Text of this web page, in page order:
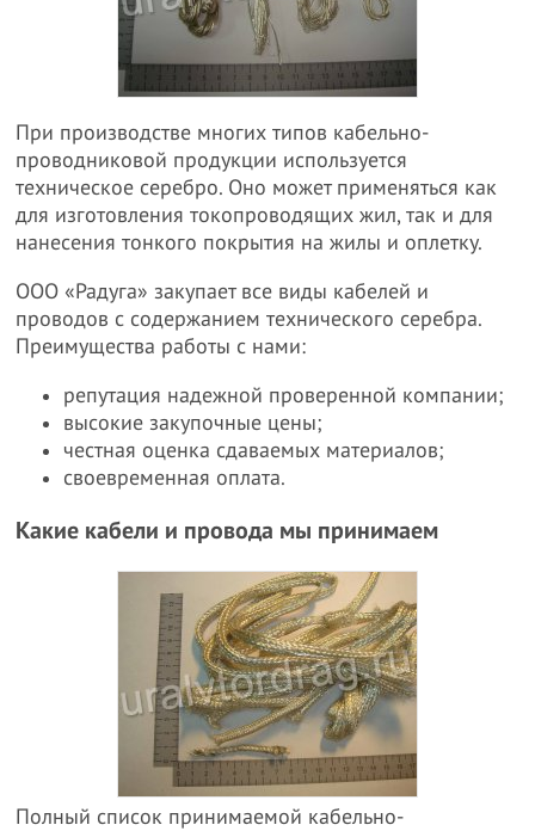
При производстве многих типов кабельно-
проводниковой продукции используется
техническое серебро. Оно может применяться как
для изготовления токопроводящих жил, так и для
нанесения тонкого покрытия на жилы и оплетку.
ООО «Радуга» закупает все виды кабелей и
проводов с содержанием технического серебра.
Преимущества работы с нами:
репутация надежной проверенной компании;
высокие закупочные цены;
честная оценка сдаваемых материалов;
своевременная оплата.
Какие кабели и провода мы принимаем
Полный список принимаемой кабельно-